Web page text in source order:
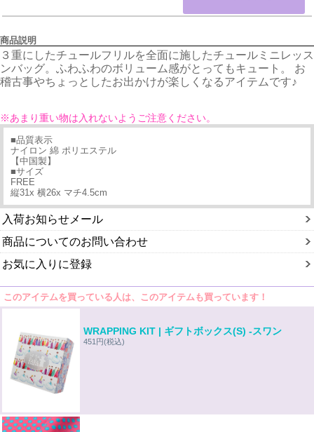
商品説明
３重にしたチュールフリルを全面に施したチュールミニレッス
ンバッグ。ふわふわのボリューム感がとってもキュート。 お
稽古事やちょっとしたお出かけが楽しくなるアイテムです♪
※あまり重い物は入れないようご注意ください。
■品質表示
ナイロン 綿 ポリエステル
【中国製】
■サイズ
FREE
縦31x 横26x マチ4.5cm
入荷お知らせメール
商品についてのお問い合わせ
お気に入りに登録
このアイテムを買っている人は、このアイテムも買っています！
WRAPPING KIT | ギフトボックス(S) -スワン
451円(税込)